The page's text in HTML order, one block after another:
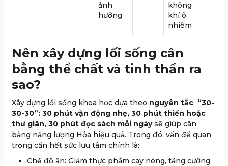
ảnh
hưởng
không
khí ô
nhiễm
Nên xây dựng lối sống cân
bằng thể chất và tinh thần ra
sao?
Xây dựng lối sống khoa học dựa theo nguyên tắc “30-
30-30”: 30 phút vận động nhẹ, 30 phút thiền hoặc
thư giãn, 30 phút đọc sách mỗi ngàysẽ giúp cân
bằng năng lượng Hỏa hiệu quả. Trong đó, vấn đề quan
trọng cần hết sức lưu tâm chính là:
Chế độ ăn: Giảm thực phẩm cay nóng, tăng cường